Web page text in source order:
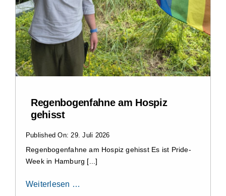
Regenbogenfahne am Hospiz
gehisst
Published On: 29. Juli 2026
Regenbogenfahne am Hospiz gehisst Es ist Pride-
Week in Hamburg [...]
Weiterlesen …